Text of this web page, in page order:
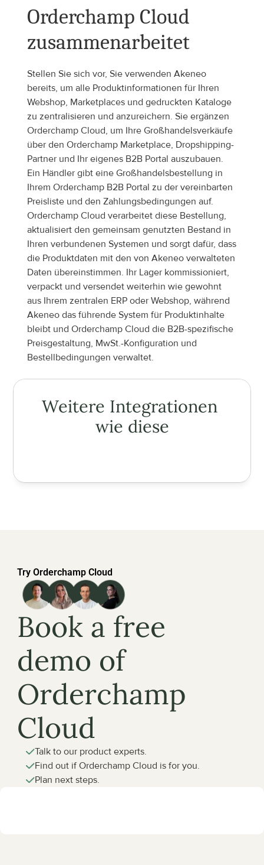
Orderchamp Cloud
zusammenarbeitet
Stellen Sie sich vor, Sie verwenden Akeneo
bereits, um alle Produktinformationen für Ihren
Webshop, Marketplaces und gedruckten Kataloge
zu zentralisieren und anzureichern. Sie ergänzen
Orderchamp Cloud, um Ihre Großhandelsverkäufe
über den Orderchamp Marketplace, Dropshipping-
Partner und Ihr eigenes B2B Portal auszubauen.
Ein Händler gibt eine Großhandelsbestellung in
Ihrem Orderchamp B2B Portal zu der vereinbarten
Preisliste und den Zahlungsbedingungen auf.
Orderchamp Cloud verarbeitet diese Bestellung,
aktualisiert den gemeinsam genutzten Bestand in
Ihren verbundenen Systemen und sorgt dafür, dass
die Produktdaten mit den von Akeneo verwalteten
Daten übereinstimmen. Ihr Lager kommissioniert,
verpackt und versendet weiterhin wie gewohnt
aus Ihrem zentralen ERP oder Webshop, während
Akeneo das führende System für Produktinhalte
bleibt und Orderchamp Cloud die B2B-spezifische
Preisgestaltung, MwSt.-Konfiguration und
Bestellbedingungen verwaltet.
Weitere Integrationen
wie diese
Try Orderchamp Cloud
Book a free
demo of
Orderchamp
Cloud
Talk to our product experts.
Find out if Orderchamp Cloud is for you.
Plan next steps.